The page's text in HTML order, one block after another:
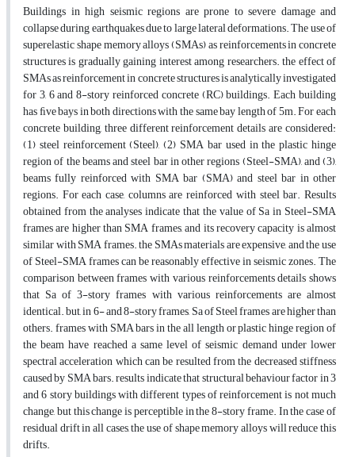
Buildings in high seismic regions are prone to severe damage and
collapse during earthquakes due to large lateral deformations. The use of
superelastic shape memory alloys (SMAs) as reinforcements in concrete
structures is gradually gaining interest among researchers. the effect of
SMAs as reinforcement in concrete structures is analytically investigated
for 3, 6 and 8-story reinforced concrete (RC) buildings. Each building
has ﬁve bays in both directions with the same bay length of 5m. For each
concrete building, three different reinforcement details are considered:
(1) steel reinforcement (Steel), (2) SMA bar used in the plastic hinge
region of the beams and steel bar in other regions (Steel-SMA), and (3),
beams fully reinforced with SMA bar (SMA) and steel bar in other
regions. For each case, columns are reinforced with steel bar. Results
obtained from the analyses indicate that the value of Sa in Steel-SMA
frames are higher than SMA frames, and its recovery capacity is almost
similar with SMA frames. the SMAs materials are expensive, and the use
of Steel-SMA frames can be reasonably effective in seismic zones. The
comparison between frames with various reinforcements details shows
that Sa of 3-story frames with various reinforcements are almost
identical. but, in 6- and 8-story frames, Sa of Steel frames are higher than
others. frames with SMA bars in the all length or plastic hinge region of
the beam have reached a same level of seismic demand under lower
spectral acceleration which can be resulted from the decreased stiffness
caused by SMA bars. results indicate that structural behaviour factor in 3
and 6 story buildings with different types of reinforcement is not much
change, but this change is perceptible in the 8-story frame. In the case of
residual drift in all cases, the use of shape memory alloys will reduce this
drifts.